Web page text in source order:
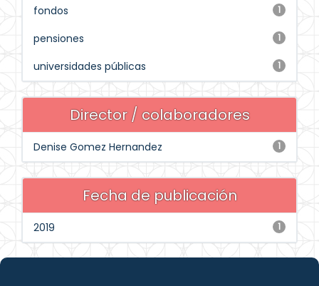
1
fondos
1
pensiones
1
universidades públicas
Director / colaboradores
1
Denise Gomez Hernandez
Fecha de publicación
1
2019